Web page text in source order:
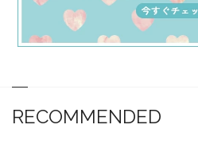
RECOMMENDED